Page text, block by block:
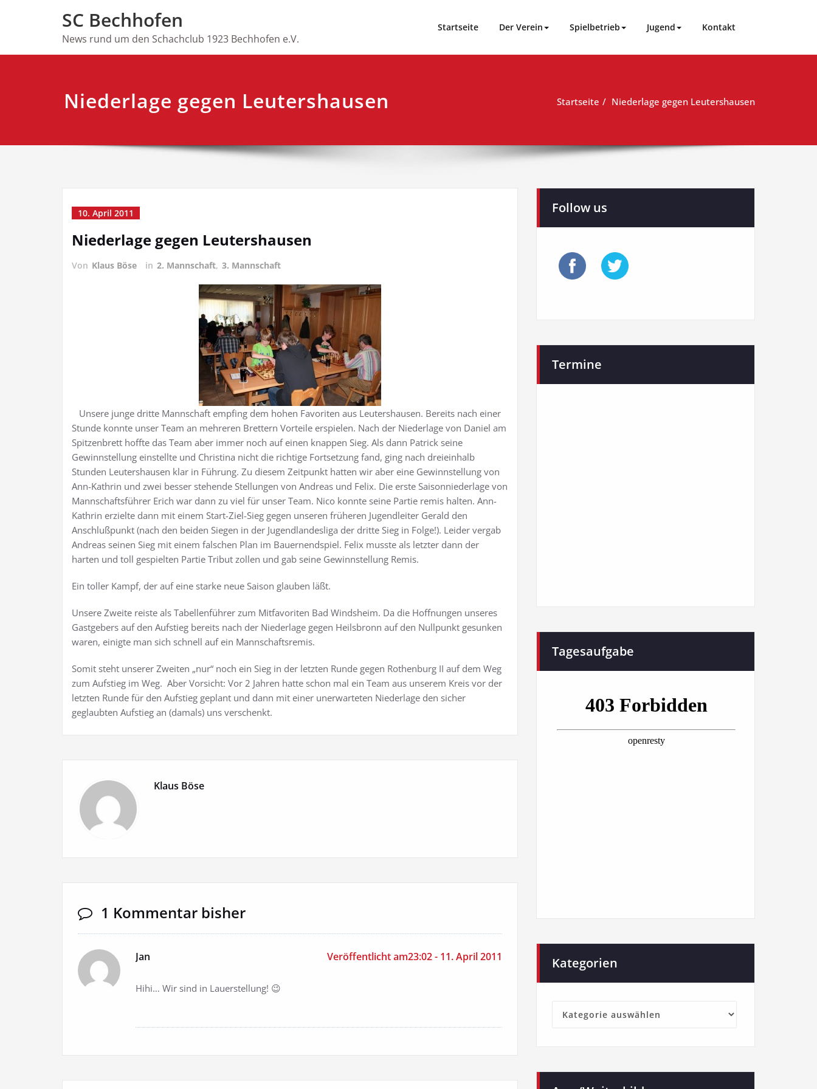
SC Bechhofen
News rund um den Schachclub 1923 Bechhofen e.V.
Startseite Der Verein Spielbetrieb Jugend Kontakt
Niederlage gegen Leutershausen Startseite Niederlage gegen Leutershausen
10. April 2011
Niederlage gegen Leutershausen
Von Klaus Böse in 2. Mannschaft, 3. Mannschaft
Unsere junge dritte Mannschaft empfing dem hohen Favoriten aus Leutershausen. Bereits nach einer
Stunde konnte unser Team an mehreren Brettern Vorteile erspielen. Nach der Niederlage von Daniel am
Spitzenbrett hoffte das Team aber immer noch auf einen knappen Sieg. Als dann Patrick seine
Gewinnstellung einstellte und Christina nicht die richtige Fortsetzung fand, ging nach dreieinhalb
Stunden Leutershausen klar in Führung. Zu diesem Zeitpunkt hatten wir aber eine Gewinnstellung von
Ann-Kathrin und zwei besser stehende Stellungen von Andreas und Felix. Die erste Saisonniederlage von
Mannschaftsführer Erich war dann zu viel für unser Team. Nico konnte seine Partie remis halten. Ann-
Kathrin erzielte dann mit einem Start-Ziel-Sieg gegen unseren früheren Jugendleiter Gerald den
Anschlußpunkt (nach den beiden Siegen in der Jugendlandesliga der dritte Sieg in Folge!). Leider vergab
Andreas seinen Sieg mit einem falschen Plan im Bauernendspiel. Felix musste als letzter dann der
harten und toll gespielten Partie Tribut zollen und gab seine Gewinnstellung Remis.
Ein toller Kampf, der auf eine starke neue Saison glauben läßt.
Unsere Zweite reiste als Tabellenführer zum Mitfavoriten Bad Windsheim. Da die Hoffnungen unseres
Gastgebers auf den Aufstieg bereits nach der Niederlage gegen Heilsbronn auf den Nullpunkt gesunken
waren, einigte man sich schnell auf ein Mannschaftsremis.
Somit steht unserer Zweiten „nur“ noch ein Sieg in der letzten Runde gegen Rothenburg II auf dem Weg
zum Aufstieg im Weg. Aber Vorsicht: Vor 2 Jahren hatte schon mal ein Team aus unserem Kreis vor der
letzten Runde für den Aufstieg geplant und dann mit einer unerwarteten Niederlage den sicher
geglaubten Aufstieg an (damals) uns verschenkt.
Klaus Böse
1 Kommentar bisher
Jan Veröffentlicht am23:02 - 11. April 2011
Hihi… Wir sind in Lauerstellung! 😉
Follow us
Termine
Tagesaufgabe
Kategorien
Kategorien